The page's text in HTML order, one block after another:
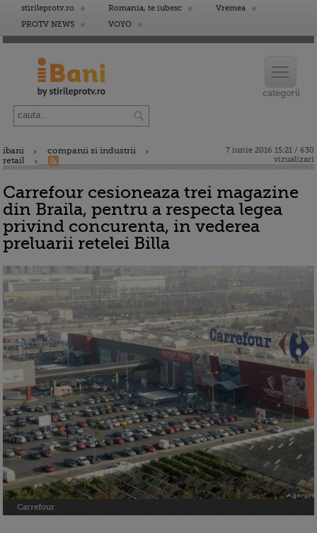
stirileprotv.ro Romania, te iubesc
Vremea
PROTV NEWS
VOYO
ibani
companii si industrii
retail
7 iunie 2016 15:21 / 630
vizualizari
Carrefour cesioneaza trei magazine
din Braila, pentru a respecta legea
privind concurenta, in vederea
preluarii retelei Billa
Carrefour